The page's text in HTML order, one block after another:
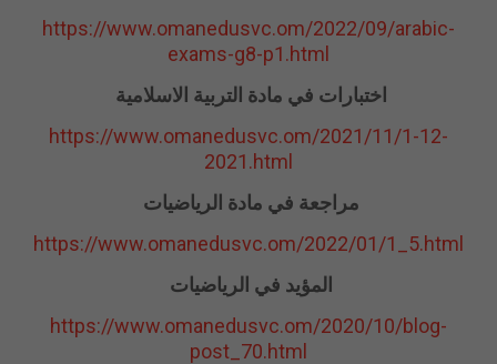
https://www.omanedusvc.om/2022/09/arabic-
exams-g8-p1.html
اختبارات في مادة التربية الاسلامية
https://www.omanedusvc.om/2021/11/1-12-
2021.html
مراجعة في مادة الرياضيات
https://www.omanedusvc.om/2022/01/1_5.html
المؤيد في الرياضيات
https://www.omanedusvc.om/2020/10/blog-
post_70.html